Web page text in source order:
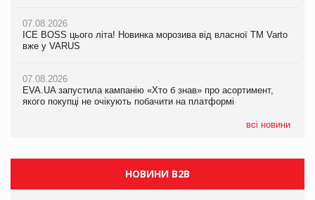
07.08.2026
ICE BOSS цього літа! Новинка морозива від власної ТМ Varto
вже у VARUS
07.08.2026
EVA.UA запустила кампанію «Хто б знав» про асортимент,
якого покупці не очікують побачити на платформі
всі новини
06.08.2026
Смачна новинка для хвостатих: у VARUS з’явилися паучі
05.08.2026
Мережа супермаркетів VARUS купує мережу магазинів
Продажі Hugo Boss впали на 9%
НОВИНИ B2B